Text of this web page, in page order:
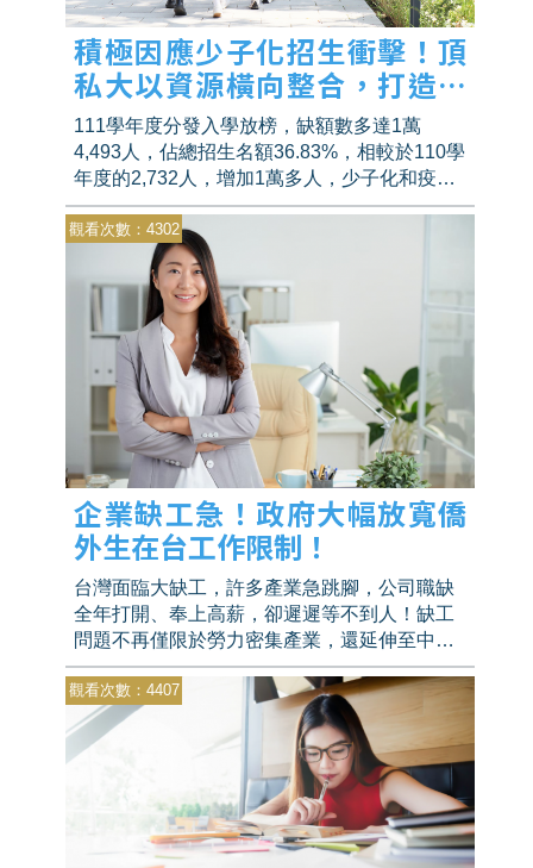
積極因應少子化招生衝擊！頂
私大以資源橫向整合，打造優
質學習環境！
111學年度分發入學放榜，缺額數多達1萬
4,493人，佔總招生名額36.83%，相較於110學
年度的2,732人，增加1萬多人，少子化和疫情
的雙重夾擊之下，嚴重衝擊私立頂尖大學。學
校能否改變策略吸引學生目光？或該如何面對
提早到來的少子化困境？
觀看次數：4302
企業缺工急！政府大幅放寬僑
外生在台工作限制！
台灣面臨大缺工，許多產業急跳腳，公司職缺
全年打開、奉上高薪，卻遲遲等不到人！缺工
問題不再僅限於勞力密集產業，還延伸至中高
階層的勞動市場。為此，政府放寬外籍人士在
台工作限制，吸引外籍人才進入就業市場，期
望彌補台灣日益嚴峻的勞力缺口。
觀看次數：4407